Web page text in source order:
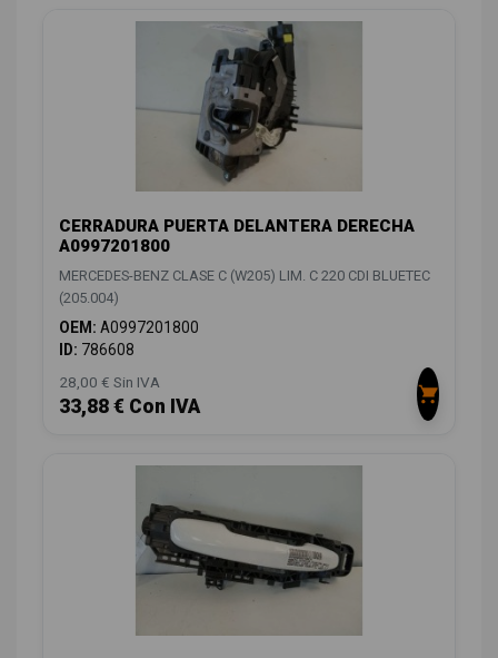
CERRADURA PUERTA DELANTERA DERECHA
A0997201800
MERCEDES-BENZ CLASE C (W205) LIM. C 220 CDI BLUETEC
(205.004)
OEM: A0997201800
ID: 786608
28,00 € Sin IVA
33,88 € Con IVA